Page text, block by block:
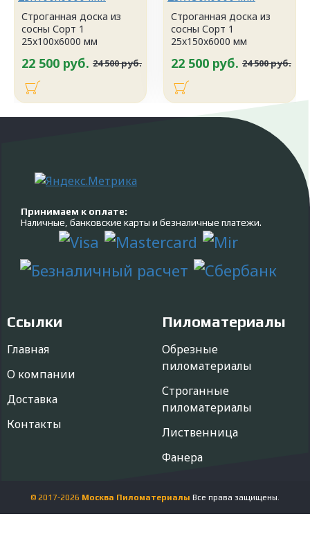
Строганная доска из
сосны Сорт 1
25x100x6000 мм
22 500 руб. 24 500 руб.
Строганная доска из
сосны Сорт 1
25x150x6000 мм
22 500 руб. 24 500 руб.
Принимаем к оплате:
Наличные, банковские карты и безналичные платежи.
Ссылки
Главная
О компании
Доставка
Контакты
Пиломатериалы
Обрезные
пиломатериалы
Строганные
пиломатериалы
Лиственница
Фанера
© 2017-2026 Москва Пиломатериалы Все права защищены.